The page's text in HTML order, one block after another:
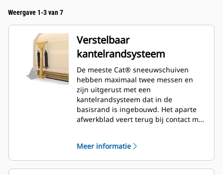
Weergave 1-3 van 7
Verstelbaar
kantelrandsysteem
De meeste Cat® sneeuwschuiven
hebben maximaal twee messen en
zijn uitgerust met een
kantelrandsysteem dat in de
basisrand is ingebouwd. Het aparte
afwerkblad veert terug bij contact met
sneeuwschuif en machine minimaal
is. Een niet-kantelbaar rubberen mes
is optioneel leverbaar in lengtes van
Meer informatie